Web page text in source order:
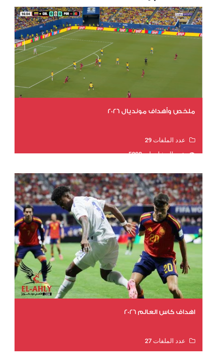
ملخص وأهداف مونديال 2026
عدد الملفات 29
عدد المشاهدات 5098
اهداف كاس العالم 2026
عدد الملفات 27